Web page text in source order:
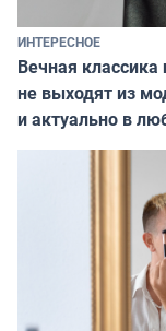
ИНТЕРЕСНОЕ
Вечная
не выходят из
и актуально в